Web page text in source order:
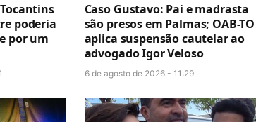
poderia
por um
Caso Gustavo: Pai e madrasta
são presos em Palmas; OAB-TO
aplica suspensão cautelar ao
advogado Igor Veloso
6 de agosto de 2026 - 11:29